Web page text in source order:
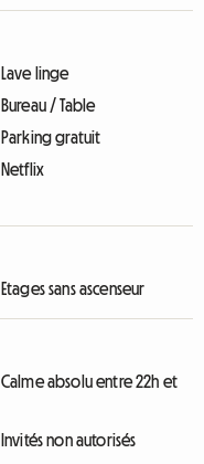
Lave linge
Bureau / Table
Parking gratuit
Netflix
Etages sans ascenseur
Calme absolu entre 22h et
Invités non autorisés